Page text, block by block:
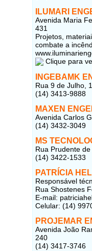
ILUMARI
Avenida Maria
431
Projetos,
combate a
Clique para
INGEBAMK
Rua 9 de Julho,
(14) 3413-9888
MAXEN
Avenida Carlos
(14) 3432-3049
MS
Rua Prudente
(14) 3422-1533
PATRÍCIA
Responsável
Rua Shostenes
E-mail:
Celular: (14)
PROJEMAR
Avenida João
240
(14) 3417-3746